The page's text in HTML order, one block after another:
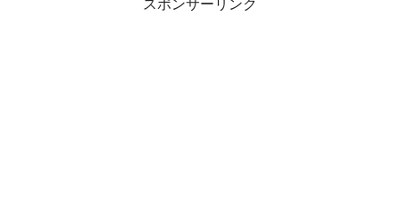
スポンサーリンク